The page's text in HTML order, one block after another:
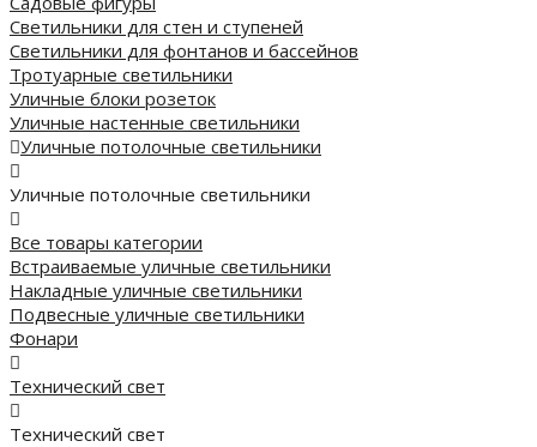
Светильники для стен и ступеней
Светильники для фонтанов и бассейнов
Тротуарные светильники
Уличные блоки розеток
Уличные настенные светильники
Уличные потолочные светильники
Уличные потолочные светильники
Все товары категории
Встраиваемые уличные светильники
Накладные уличные светильники
Подвесные уличные светильники
Фонари
Технический свет
Технический свет